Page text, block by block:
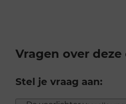
Vragen over
Stel je vraag aan: